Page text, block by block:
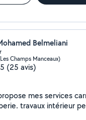
Belmeliani
Champs Manceaux)
(25 avis)
mes services
travaux intérieur